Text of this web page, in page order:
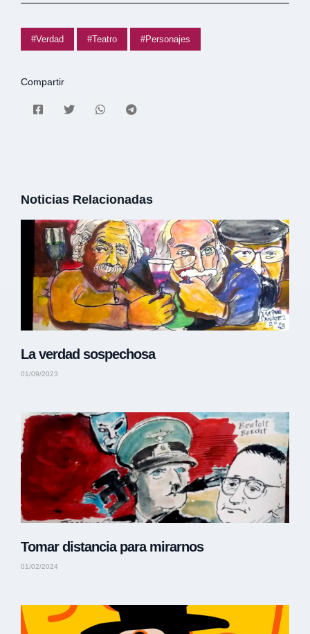
#Verdad #Teatro #Personajes
Compartir
Noticias Relacionadas
La verdad sospechosa
01/09/2023
Tomar distancia para mirarnos
01/02/2024